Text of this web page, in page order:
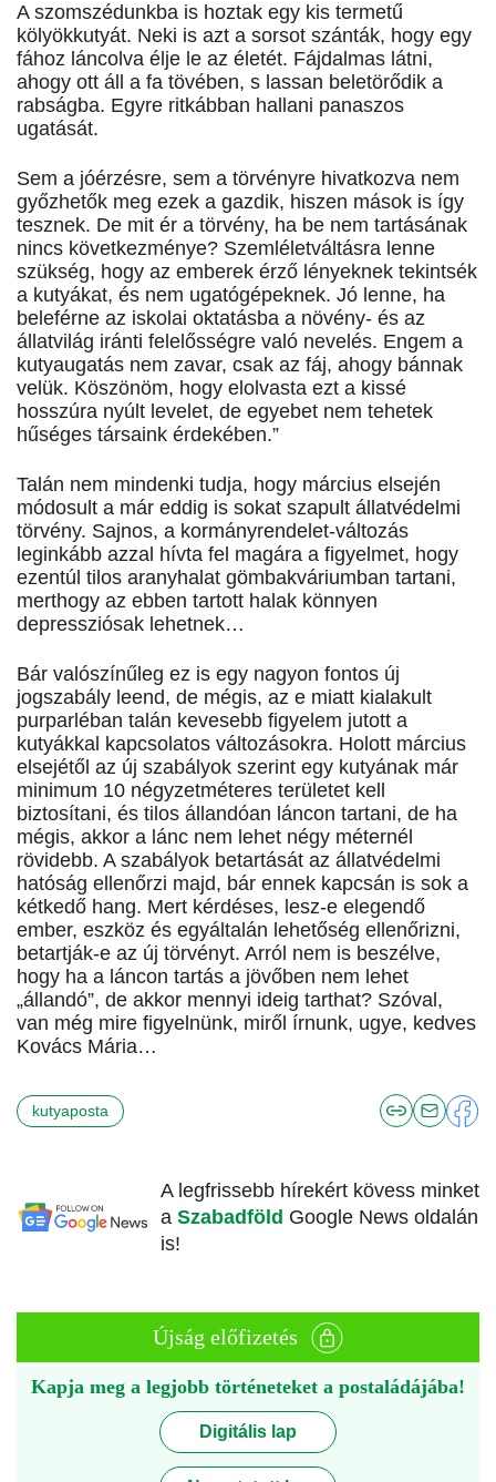
A szomszédunkba is hoztak egy kis termetű
kölyökkutyát. Neki is azt a sorsot szánták, hogy egy
fához láncolva élje le az életét. Fájdalmas látni,
ahogy ott áll a fa tövében, s lassan beletörődik a
rabságba. Egyre ritkábban hallani panaszos
ugatását.
Sem a jóérzésre, sem a törvényre hivatkozva nem
győzhetők meg ezek a gazdik, hiszen mások is így
tesznek. De mit ér a törvény, ha be nem tartásának
nincs következménye? Szemléletváltásra lenne
szükség, hogy az emberek érző lényeknek tekintsék
a kutyákat, és nem ugató­gépeknek. Jó lenne, ha
beleférne az iskolai oktatásba a növény- és az
állatvilág iránti felelősségre való nevelés. Engem a
kutyaugatás nem zavar, csak az fáj, ahogy bánnak
velük. Köszönöm, hogy elolvasta ezt a kissé
hosszúra nyúlt levelet, de egyebet nem tehetek
hűséges társaink érdekében.”
Talán nem mindenki tudja, hogy március elsején
módosult a már eddig is sokat szapult állatvédelmi
törvény. Sajnos, a kormányrendelet-változás
leginkább azzal hívta fel magára a figyelmet, hogy
ezentúl tilos aranyhalat gömbakváriumban tartani,
merthogy az ebben tartott halak könnyen
depressziósak lehetnek…
Bár valószínűleg ez is egy nagyon fontos új
jogszabály leend, de mégis, az e miatt kialakult
purparléban talán kevesebb figyelem jutott a
kutyákkal kapcsolatos változásokra. Holott március
elsejétől az új szabályok szerint egy kutyának már
minimum 10 négyzetméteres területet kell
biztosítani, és tilos állandóan láncon tartani, de ha
mégis, akkor a lánc nem lehet négy méternél
rövidebb. A szabályok betartását az állatvédelmi
hatóság ellenőrzi majd, bár ennek kapcsán is sok a
kétkedő hang. Mert kérdéses, lesz-e elegendő
ember, eszköz és egyáltalán lehetőség ellenőrizni,
betartják-e az új törvényt. Arról nem is beszélve,
hogy ha a láncon tartás a jövőben nem lehet
„állandó”, de akkor mennyi ideig tarthat? Szóval,
van még mire figyelnünk, miről írnunk, ugye, kedves
Kovács Mária…
kutyaposta
A legfrissebb hírekért kövess minket
a Szabadföld Google News oldalán
is!
Újság előfizetés
Kapja meg a legjobb történeteket a postaládájába!
Digitális lap